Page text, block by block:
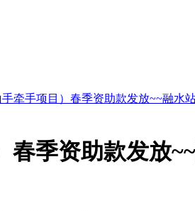
手牵手项目）春季资助款发放~~融水
春季资助款发放